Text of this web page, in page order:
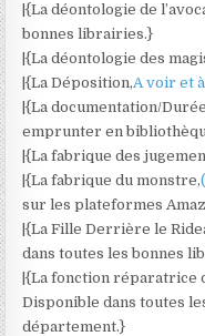
|{La déontologie de
bonnes librairies.}
|{La déontologie des
|{La Déposition,A voir et
|{La documentation/
emprunter en
|{La fabrique des
|{La fabrique du monstre,
sur les plateformes
|{La Fille Derrière le
dans toutes les bonnes
|{La fonction réparatrice
Disponible dans toutes
département.}